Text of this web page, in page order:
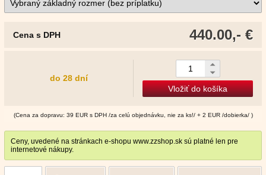
440.00,- €
Cena s DPH
do 28 dní
Vložiť do košíka
(Cena za dopravu: 39 EUR s DPH /za celú objednávku, nie za ks!/ + 2 EUR /dobierka/ )
Ceny, uvedené na stránkach e-shopu www.zzshop.sk sú platné len pre
internetové nákupy.